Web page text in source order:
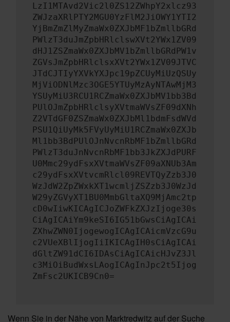
LzI1MTAvd2Vic2l0ZS12ZWhpY2xlcz93
ZWJzaXRlPTY2MGU0YzFlM2JiOWY1YTI2
YjBmZmZlMyZmaWx0ZXJbMF1bZmllbGRd
PWlzT3duJmZpbHRlclswXVt2YWx1ZV09
dHJ1ZSZmaWx0ZXJbMV1bZmllbGRdPW1v
ZGVsJmZpbHRlclsxXVt2YWx1ZV09JTVC
JTdCJTIyYXVkYXJpc19pZCUyMiUzQSUy
MjViODNlMzc3OGE5YTUyMzAyNTAwMjM3
YSUyMiU3RCU1RCZmaWx0ZXJbMV1bb3Bd
PUlOJmZpbHRlclsyXVtmaWVsZF09dXNh
Z2VTdGF0ZSZmaWx0ZXJbMl1bdmFsdWVd
PSU1QiUyMk5FVyUyMiU1RCZmaWx0ZXJb
Ml1bb3BdPUlOJnNvcnRbMF1bZmllbGRd
PWlzT3duJnNvcnRbMF1bb3JkZXJdPURF
U0Mmc29ydFsxXVtmaWVsZF09aXNUb3Am
c29ydFsxXVtvcmRlcl09REVTQyZzb3J0
WzJdW2ZpZWxkXT1wcmljZSZzb3J0WzJd
W29yZGVyXT1BU0MmbGltaXQ9MjAmc2tp
cD0wIiwKICAgICJoZWFkZXJzIjoge30s
CiAgICAiYm9keSI6IG51bGwsCiAgICAi
ZXhwZWN0IjogewogICAgICAicmVzcG9u
c2VUeXBlIjogIiIKICAgIH0sCiAgICAi
dGltZW91dCI6IDAsCiAgICAicHJvZ3Jl
c3MiOiBudWxsLAogICAgInJpc2t5Ijog
ZmFsc2UKICB9Cn0=
Wenn Sie in der Nähe von Marktredwitz auf der Suche